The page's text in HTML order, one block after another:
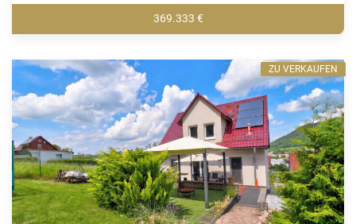
369.333 €
ZU VERKAUFEN